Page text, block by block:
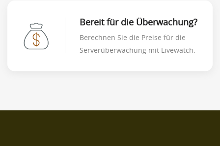
Bereit für die Überwachung?
Berechnen Sie die Preise für die
Serverüberwachung mit Livewatch.